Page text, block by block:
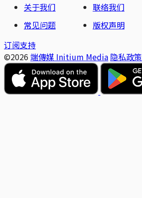
关于我们
联络我们
常见问题
版权声明
订阅支持
©2026 端傳媒 Initium Media 隐私政策